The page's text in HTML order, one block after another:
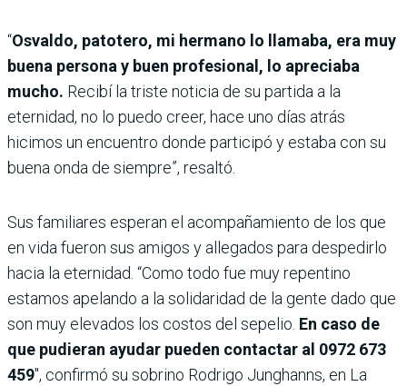
“Osvaldo, patotero, mi hermano lo llamaba, era muy
buena persona y buen profesional, lo apreciaba
mucho. Recibí la triste noticia de su partida a la
eternidad, no lo puedo creer, hace uno días atrás
hicimos un encuentro donde participó y estaba con su
buena onda de siempre”, resaltó.
Sus familiares esperan el acompañamiento de los que
en vida fueron sus amigos y allegados para despedirlo
hacia la eternidad. “Como todo fue muy repentino
estamos apelando a la solidaridad de la gente dado que
son muy elevados los costos del sepelio. En caso de
que pudieran ayudar pueden contactar al 0972 673
459″, confirmó su sobrino Rodrigo Junghanns, en La